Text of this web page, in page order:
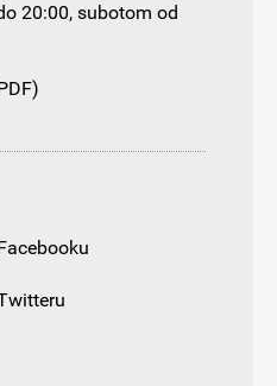
20:00, subotom od